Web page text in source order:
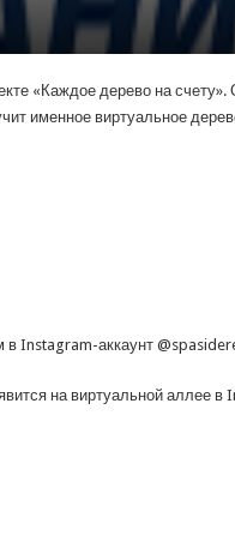
«Каждое дерево на счету».
именное виртуальное
Instagram-аккаунт
на виртуальной аллее в